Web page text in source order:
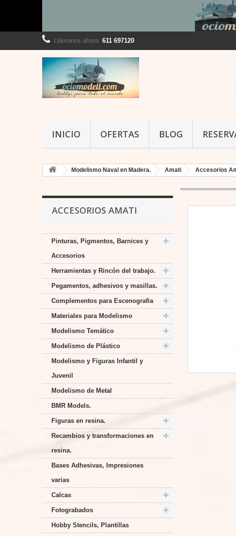
Llámanos ahora: 611 697120
INICIO OFERTAS BLOG
Modelismo Naval en Madera. Amati Accesorios
ACCESORIOS AMATI
Pinturas, Pigmentos, Barnices y
Accesorios
Herramientas y Rincón del trabajo.
Pegamentos, adhesivos y masillas.
Complementos para Escenografia
Materiales para Modelismo
Modelismo Temático
Modelismo de Plástico
Modelismo y Figuras Infantil y
Juvenil
Modelismo de Metal
BMR Models.
Figuras en resina.
Recambios y transformaciones en
resina.
Bases Adhesivas, Impresiones
varias
Calcas
Fotograbados
Hobby Stencils, Plantillas